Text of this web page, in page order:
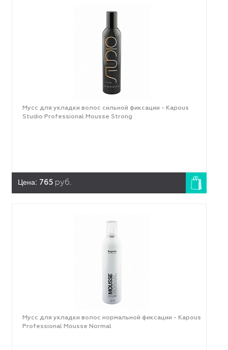
Мусс для укладки волос сильной фиксации - Kapous
Studio Professional Mousse Strong
Цена: 765 руб.
Мусс для укладки волос нормальной фиксации - Kapous
Professional Mousse Normal